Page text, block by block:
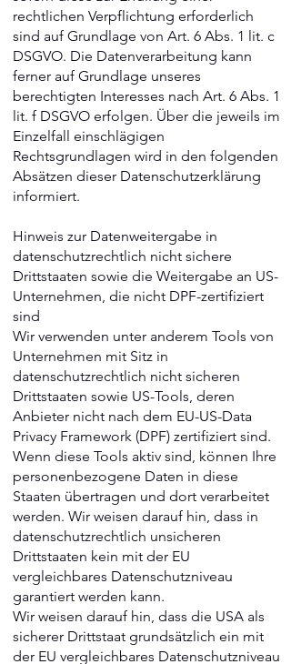
rechtlichen Verpflichtung erforderlich
sind auf Grundlage von Art. 6 Abs. 1 lit. c
DSGVO. Die Datenverarbeitung kann
ferner auf Grundlage unseres
berechtigten Interesses nach Art. 6 Abs. 1
lit. f DSGVO erfolgen. Über die jeweils im
Einzelfall einschlägigen
Rechtsgrundlagen wird in den folgenden
Absätzen dieser Datenschutzerklärung
informiert.
Hinweis zur Datenweitergabe in
datenschutzrechtlich nicht sichere
Drittstaaten sowie die Weitergabe an US-
Unternehmen, die nicht DPF-zertifiziert
sind
Wir verwenden unter anderem Tools von
Unternehmen mit Sitz in
datenschutzrechtlich nicht sicheren
Drittstaaten sowie US-Tools, deren
Anbieter nicht nach dem EU-US-Data
Privacy Framework (DPF) zertifiziert sind.
Wenn diese Tools aktiv sind, können Ihre
personenbezogene Daten in diese
Staaten übertragen und dort verarbeitet
werden. Wir weisen darauf hin, dass in
datenschutzrechtlich unsicheren
Drittstaaten kein mit der EU
vergleichbares Datenschutzniveau
garantiert werden kann.
Wir weisen darauf hin, dass die USA als
sicherer Drittstaat grundsätzlich ein mit
der EU vergleichbares Datenschutzniveau